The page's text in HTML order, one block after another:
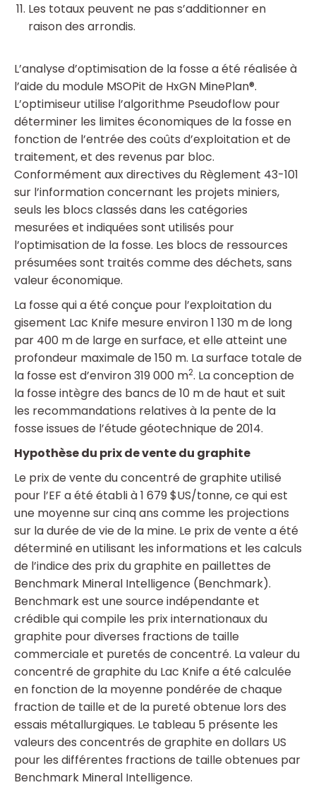
Les totaux peuvent ne pas s’additionner en
raison des arrondis.
L’analyse d’optimisation de la fosse a été réalisée à
l’aide du module MSOPit de HxGN MinePlan®.
L’optimiseur utilise l’algorithme Pseudoflow pour
déterminer les limites économiques de la fosse en
fonction de l’entrée des coûts d’exploitation et de
traitement, et des revenus par bloc.
Conformément aux directives du Règlement 43-101
sur l’information concernant les projets miniers,
seuls les blocs classés dans les catégories
mesurées et indiquées sont utilisés pour
l’optimisation de la fosse. Les blocs de ressources
présumées sont traités comme des déchets, sans
valeur économique.
La fosse qui a été conçue pour l’exploitation du
gisement Lac Knife mesure environ 1 130 m de long
par 400 m de large en surface, et elle atteint une
profondeur maximale de 150 m. La surface totale de
la fosse est d’environ 319 000 m2. La conception de
la fosse intègre des bancs de 10 m de haut et suit
les recommandations relatives à la pente de la
fosse issues de l’étude géotechnique de 2014.
Hypothèse du prix de vente du graphite
Le prix de vente du concentré de graphite utilisé
pour l’EF a été établi à 1 679 $US/tonne, ce qui est
une moyenne sur cinq ans comme les projections
sur la durée de vie de la mine. Le prix de vente a été
déterminé en utilisant les informations et les calculs
de l’indice des prix du graphite en paillettes de
Benchmark Mineral Intelligence (Benchmark).
Benchmark est une source indépendante et
crédible qui compile les prix internationaux du
graphite pour diverses fractions de taille
commerciale et puretés de concentré. La valeur du
concentré de graphite du Lac Knife a été calculée
en fonction de la moyenne pondérée de chaque
fraction de taille et de la pureté obtenue lors des
essais métallurgiques. Le tableau 5 présente les
valeurs des concentrés de graphite en dollars US
pour les différentes fractions de taille obtenues par
Benchmark Mineral Intelligence.